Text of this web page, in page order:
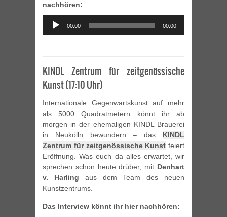
nachhören:
Audio
Player
00:00 00:00
KINDL Zentrum für zeitgenössische
Kunst (17:10 Uhr)
Internationale Gegenwartskunst auf mehr
als 5000 Quadratmetern könnt ihr ab
morgen in der ehemaligen KINDL Brauerei
in Neukölln bewundern – das KINDL
Zentrum für zeitgenössische Kunst feiert
Eröffnung. Was euch da alles erwartet, wir
sprechen schon heute drüber, mit Denhart
v. Harling aus dem Team des neuen
Kunstzentrums.
Das Interview könnt ihr hier nachhören: